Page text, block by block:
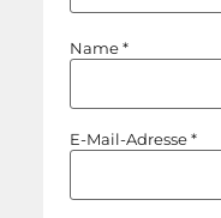
Name*
E-Mail-Adresse*